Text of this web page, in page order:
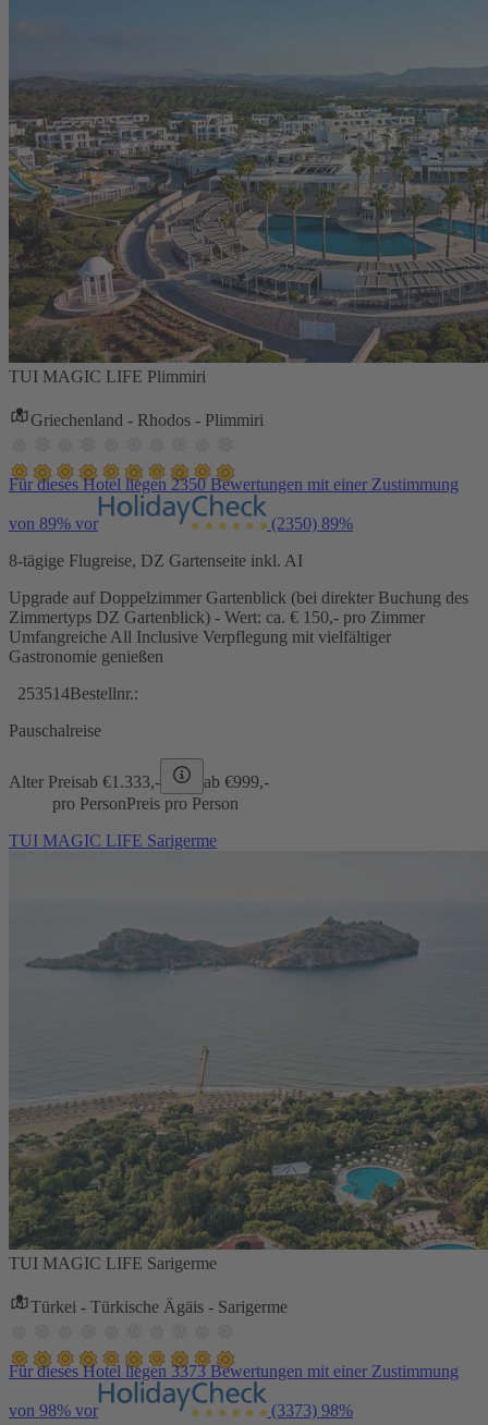
TUI MAGIC LIFE Plimmiri
Griechenland - Rhodos - Plimmiri
Für dieses Hotel liegen 2350 Bewertungen mit einer Zustimmung
von 89% vor (2350) 89%
8-tägige Flugreise, DZ Gartenseite inkl. AI
Upgrade auf Doppelzimmer Gartenblick (bei direkter Buchung des
Zimmertyps DZ Gartenblick) - Wert: ca. € 150,- pro Zimmer
Umfangreiche All Inclusive Verpflegung mit vielfältiger
Gastronomie genießen
253514Bestellnr.:
Pauschalreise
Alter Preisab €1.333,- ab €999,-
pro PersonPreis pro Person
TUI MAGIC LIFE Sarigerme
TUI MAGIC LIFE Sarigerme
Türkei - Türkische Ägäis - Sarigerme
Für dieses Hotel liegen 3373 Bewertungen mit einer Zustimmung
von 98% vor (3373) 98%